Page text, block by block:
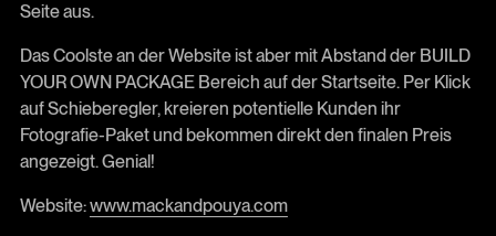
Seite aus.
Das Coolste an der Website ist aber mit Abstand der BUILD
YOUR OWN PACKAGE Bereich auf der Startseite. Per Klick
auf Schieberegler, kreieren potentielle Kunden ihr
Fotografie-Paket und bekommen direkt den finalen Preis
angezeigt. Genial!
Website:www.mackandpouya.com